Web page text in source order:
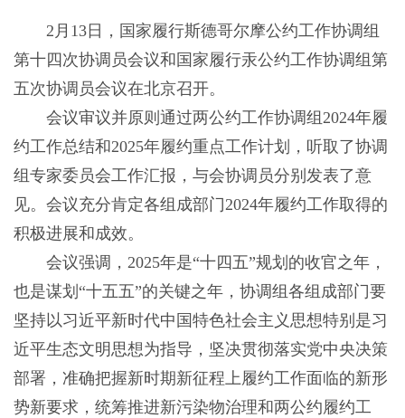
2月13日，国家履行斯德哥尔摩公约工作协调组
第十四次协调员会议和国家履行汞公约工作协调组第
五次协调员会议在北京召开。
会议审议并原则通过两公约工作协调组2024年履
约工作总结和2025年履约重点工作计划，听取了协调
组专家委员会工作汇报，与会协调员分别发表了意
见。会议充分肯定各组成部门2024年履约工作取得的
积极进展和成效。
会议强调，2025年是“十四五”规划的收官之年，
也是谋划“十五五”的关键之年，协调组各组成部门要
坚持以习近平新时代中国特色社会主义思想特别是习
近平生态文明思想为指导，坚决贯彻落实党中央决策
部署，准确把握新时期新征程上履约工作面临的新形
势新要求，统筹推进新污染物治理和两公约履约工